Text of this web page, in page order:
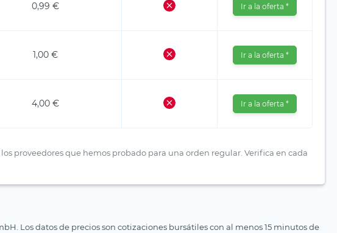
0,99 € Ir a la oferta *
1,00 € Ir a la oferta *
4,00 € Ir a la oferta *
proveedores que hemos probado para una orden regular. Verifica en cada
Los datos de precios son cotizaciones bursátiles con al menos 15 minutos de